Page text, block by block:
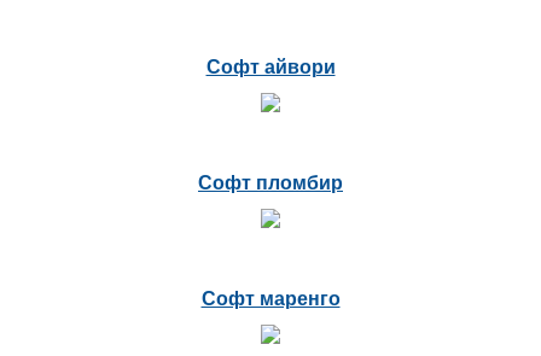
Софт айвори
Софт пломбир
Софт маренго